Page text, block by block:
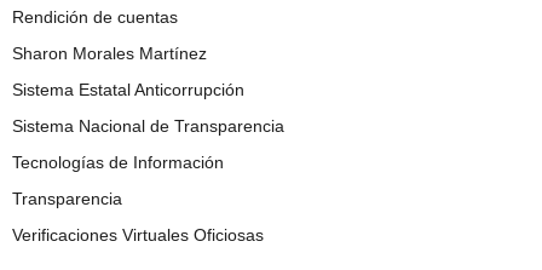
Rendición de cuentas
Sharon Morales Martínez
Sistema Estatal Anticorrupción
Sistema Nacional de Transparencia
Tecnologías de Información
Transparencia
Verificaciones Virtuales Oficiosas